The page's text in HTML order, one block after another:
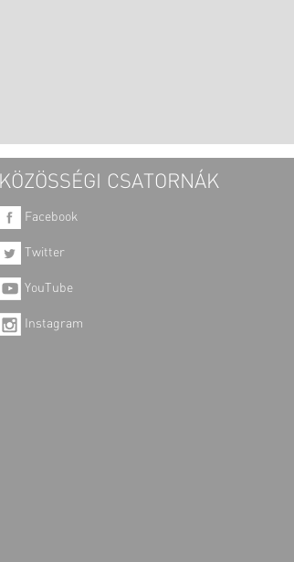
KÖZÖSSÉGI CSATORNÁK
Facebook
Twitter
YouTube
Instagram